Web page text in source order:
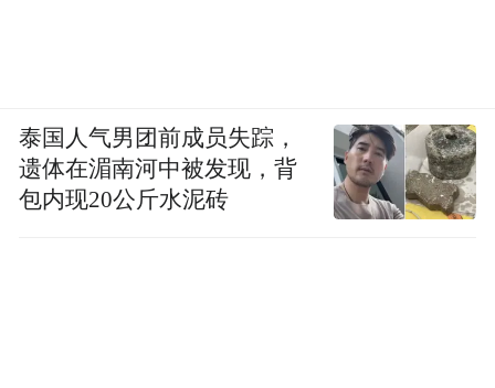
泰国人气男团前成员失踪，
遗体在湄南河中被发现，背
包内现20公斤水泥砖